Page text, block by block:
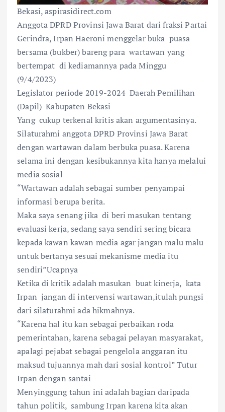
Bekasi, aspirasidirect.com
Anggota DPRD Provinsi Jawa Barat dari fraksi Partai
Gerindra, Irpan Haeroni menggelar buka puasa
bersama (bukber) bareng para wartawan yang
bertempat di kediamannya pada Minggu
(9/4/2023)
Legislator periode 2019-2024 Daerah Pemilihan
(Dapil) Kabupaten Bekasi
Yang cukup terkenal kritis akan argumentasinya.
Silaturahmi anggota DPRD Provinsi Jawa Barat
dengan wartawan dalam berbuka puasa. Karena
selama ini dengan kesibukannya kita hanya melalui
media sosial
“Wartawan adalah sebagai sumber penyampai
informasi berupa berita.
Maka saya senang jika di beri masukan tentang
evaluasi kerja, sedang saya sendiri sering bicara
kepada kawan kawan media agar jangan malu malu
untuk bertanya sesuai mekanisme media itu
sendiri”Ucapnya
Ketika di kritik adalah masukan buat kinerja, kata
Irpan jangan di intervensi wartawan,itulah pungsi
dari silaturahmi ada hikmahnya.
“Karena hal itu kan sebagai perbaikan roda
pemerintahan, karena sebagai pelayan masyarakat,
apalagi pejabat sebagai pengelola anggaran itu
maksud tujuannya mah dari sosial kontrol” Tutur
Irpan dengan santai
Menyinggung tahun ini adalah bagian daripada
tahun politik, sambung Irpan karena kita akan